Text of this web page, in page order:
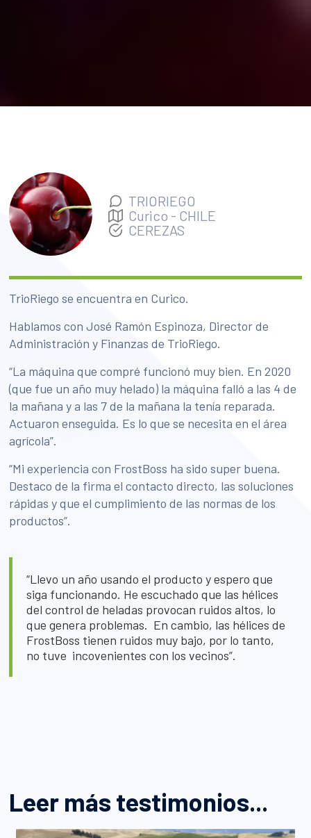
TRIORIEGO
Curico - CHILE
CEREZAS
TrioRiego se encuentra en Curico.
Hablamos con José Ramón Espinoza, Director de
Administración y Finanzas de TrioRiego.
“La máquina que compré funcionó muy bien. En 2020
(que fue un año muy helado) la máquina falló a las 4 de
la mañana y a las 7 de la mañana la tenía reparada.
Actuaron enseguida. Es lo que se necesita en el área
agrícola”.
“Mi experiencia con FrostBoss ha sido super buena.
Destaco de la firma el contacto directo, las soluciones
rápidas y que el cumplimiento de las normas de los
productos”.
“Llevo un año usando el producto y espero que
siga funcionando. He escuchado que las hélices
del control de heladas provocan ruidos altos, lo
que genera problemas. En cambio, las hélices de
FrostBoss tienen ruidos muy bajo, por lo tanto,
no tuve incovenientes con los vecinos”.
Leer más testimonios...